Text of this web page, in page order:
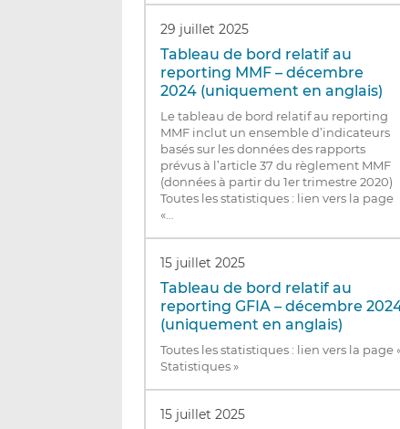
29 juillet 2025
Tableau de bord relatif au
reporting MMF – décembre
2024 (uniquement en anglais)
Le tableau de bord relatif au reporting
MMF inclut un ensemble d’indicateurs
basés sur les données des rapports
prévus à l’article 37 du règlement MMF
(données à partir du 1er trimestre 2020)
Toutes les statistiques : lien vers la page
«…
15 juillet 2025
Tableau de bord relatif au
reporting GFIA – décembre
(uniquement en anglais)
Toutes les statistiques : lien vers la page
Statistiques »
15 juillet 2025